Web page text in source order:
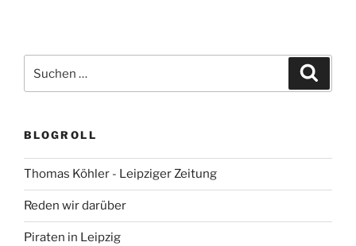
nach:
BLOGROLL
Thomas Köhler - Leipziger Zeitung
Reden wir darüber
Piraten in Leipzig